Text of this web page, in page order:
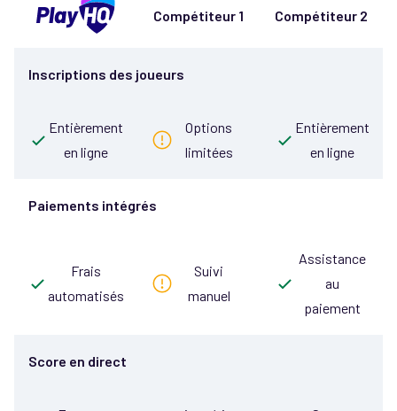
Compétiteur 1 Compétiteur 2
Inscriptions des joueurs
Entièrement
en ligne
Options
limitées
Entièrement
en ligne
Paiements intégrés
Frais
automatisés
Suivi
manuel
Assistance
au
paiement
Score en direct